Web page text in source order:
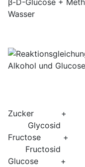
β-D-Glucose +
Wasser
Zucker